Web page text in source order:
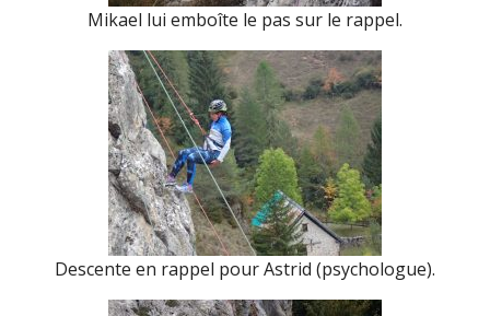
Mikael lui emboîte le pas sur le rappel.
Descente en rappel pour Astrid (psychologue).